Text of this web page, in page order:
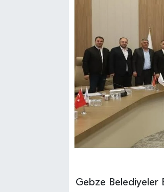
Gebze Belediyeler